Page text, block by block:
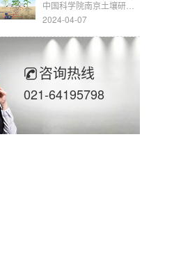
2024-04-07
咨询热线
021-64195798